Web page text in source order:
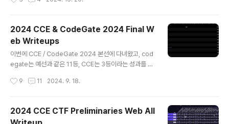
같다. 각설하고, 이제 라업이랑 후기를 적어보겠다. HCTF
가 있어서 간단하게 글을 써본다. 3문제가 나왔는데, 두 개
문제다. 대회 중에 문제 오류인 줄 알고 문의를 2번이나 했
다. from flask import Blueprint, render_template,
session, abort, request, redirect, url_for, flashfr
om core.check import loose_waf, strict_waffro
2024 CCE & CodeGate 2024 Final W
eb Writeups
이번에 CCE / CodeGate 2024 본선에 다녀왔고, cod
egate는 예선과 같은 11등, CCE는 3등이라는 성과를 거
상은 할 거 같았는데 1 / 2 / 3위 중 어떤 순위를 차지하느
으로 실력이 부족했다고 생각한다. 작년에 누구처럼 0솔짜
9 11 2024. 9. 18.
2024 CCE CTF Preliminaries Web All